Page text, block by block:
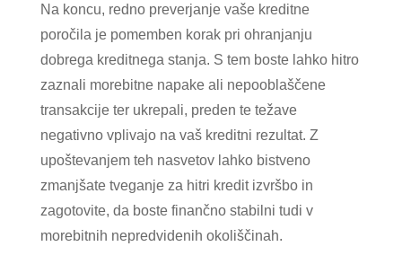
Na koncu, redno preverjanje vaše kreditne
poročila je pomemben korak pri ohranjanju
dobrega kreditnega stanja. S tem boste lahko hitro
zaznali morebitne napake ali nepooblaščene
transakcije ter ukrepali, preden te težave
negativno vplivajo na vaš kreditni rezultat. Z
upoštevanjem teh nasvetov lahko bistveno
zmanjšate tveganje za hitri kredit izvršbo in
zagotovite, da boste finančno stabilni tudi v
morebitnih nepredvidenih okoliščinah.